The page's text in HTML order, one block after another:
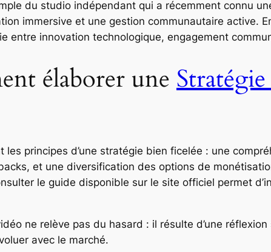
du studio indépendant qui a récemment connu
immersive et une gestion communautaire active.
entre innovation technologique, engagement
élaborer une
les principes d’une stratégie bien ficelée : une
et une diversification des options de
le guide disponible sur le site officiel permet
ne relève pas du hasard : il résulte d’une
avec le marché.